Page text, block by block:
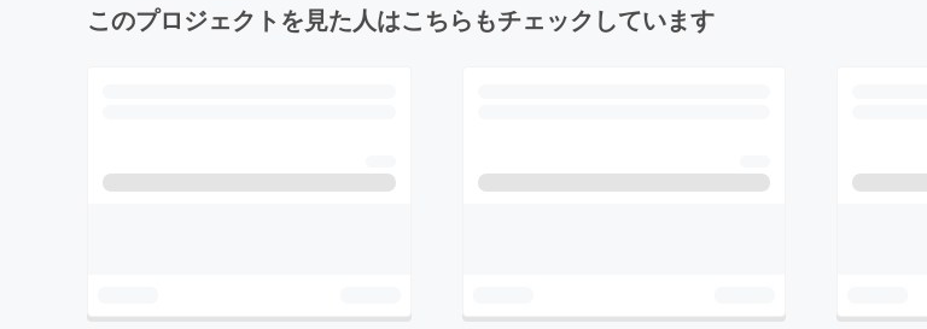
このプロジェクトを見た人はこちらもチェックしています